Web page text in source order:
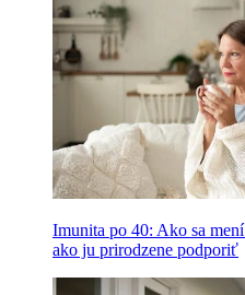
Imunita po 40: Ako sa
ako ju prirodzene podporiť